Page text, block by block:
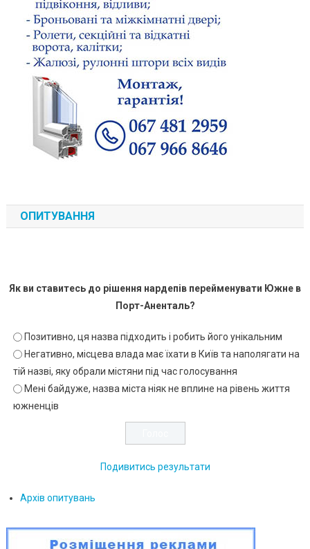
ОПИТУВАННЯ
Як ви ставитесь до рішення нардепів перейменувати Южне в
Порт-Аненталь?
Позитивно, ця назва підходить і робить його унікальним
Негативно, місцева влада має їхати в Київ та наполягати на
тій назві, яку обрали містяни під час голосування
Мені байдуже, назва міста ніяк не вплине на рівень життя
южненців
Подивитись результати
Архів опитувань